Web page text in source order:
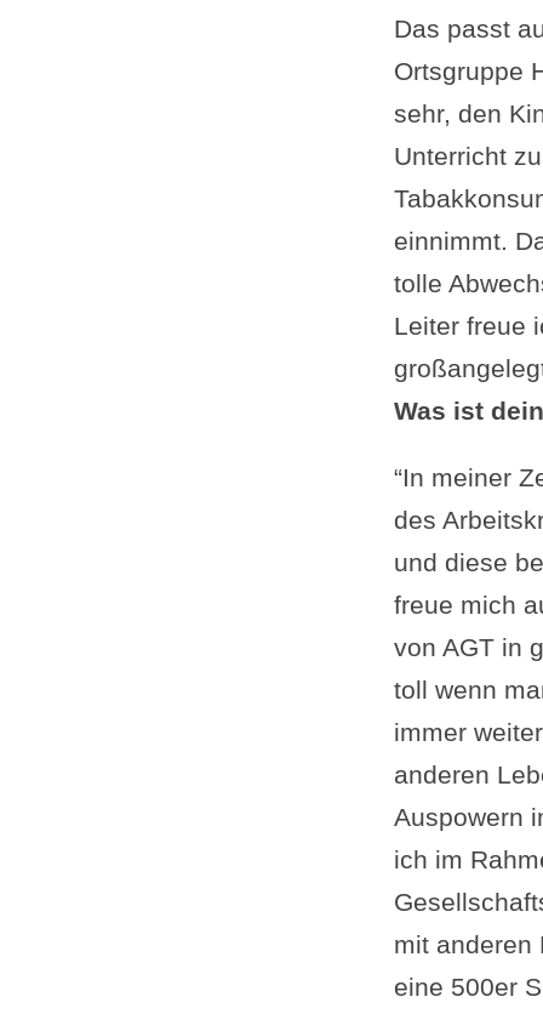
Das passt
Ortsgruppe
sehr, den
Unterricht
einnimmt.
tolle
Leiter freue
Was ist
“In meiner
des
und diese
freue mich
von AGT in
toll wenn
immer
anderen
Auspowern
ich im
mit anderen
eine 500er